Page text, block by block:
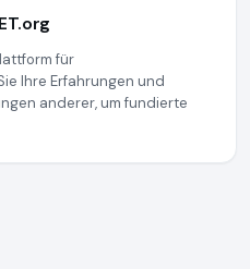
für
Ihre Erfahrungen und
anderer, um fundierte